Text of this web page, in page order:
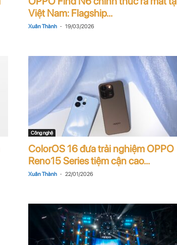
Việt Nam: Flagship...
Xuân Thành - 19/03/2026
Công nghệ
ColorOS 16 đưa trải nghiệm OPPO
Reno15 Series tiệm cận cao...
Xuân Thành - 22/01/2026